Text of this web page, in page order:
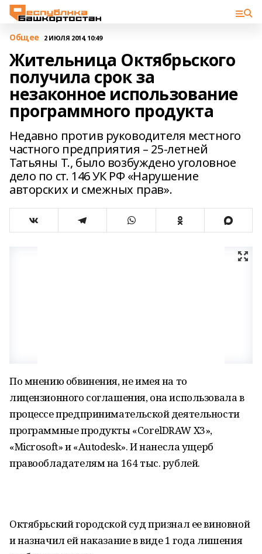
Общее 2 ИЮЛЯ 2014, 10:49
Жительница Октябрьского
получила срок за
незаконное использование
программного продукта
Недавно против руководителя местного
частного предприятия – 25-летней
Татьяны Т., было возбуждено уголовное
дело по ст. 146 УК РФ «Нарушение
авторских и смежных прав».
По мнению обвинения, не имея на то
лицензионного соглашения, она использовала в
процессе предпринимательской деятельности
программные продукты «СorelDRAW X3»,
«Microsoft» и «Autodesk». И нанесла ущерб
правообладателям на 164 тыс. рублей.
Октябрьский городской суд признал ее виновной
и назначил ей наказание в виде 1 года лишения